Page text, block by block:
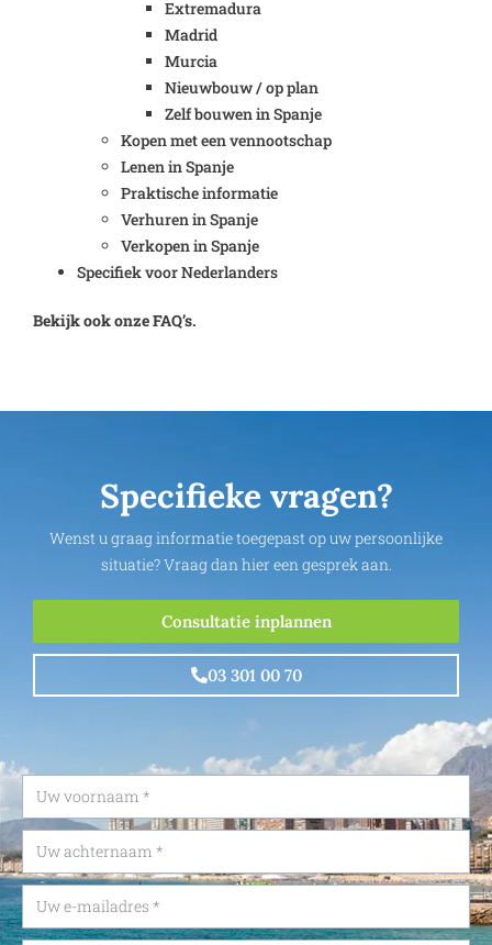
Extremadura
Madrid
Murcia
Nieuwbouw / op plan
Zelf bouwen in Spanje
Kopen met een vennootschap
Lenen in Spanje
Praktische informatie
Verhuren in Spanje
Verkopen in Spanje
Specifiek voor Nederlanders
Bekijk ook onze FAQ’s.
Specifieke vragen?
Wenst u graag informatie toegepast op uw persoonlijke
situatie? Vraag dan hier een gesprek aan.
Consultatie inplannen
03 301 00 70